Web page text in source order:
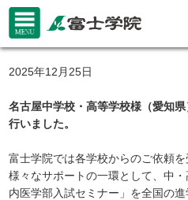
2025年12月25日
名古屋中学校・高等学校様（愛知
行いました。
富士学院では各学校からのご依頼
様々なサポートの一環として、中
内医学部入試セミナー」を全国の進